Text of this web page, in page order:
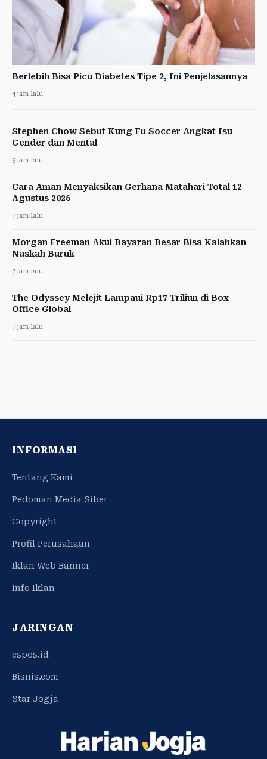
Berlebih Bisa Picu Diabetes Tipe 2, Ini Penjelasannya
4 jam lalu
Stephen Chow Sebut Kung Fu Soccer Angkat Isu
Gender dan Mental
5 jam lalu
Cara Aman Menyaksikan Gerhana Matahari Total 12
Agustus 2026
7 jam lalu
Morgan Freeman Akui Bayaran Besar Bisa Kalahkan
Naskah Buruk
7 jam lalu
The Odyssey Melejit Lampaui Rp17 Triliun di Box
Office Global
7 jam lalu
INFORMASI
Tentang Kami
Pedoman Media Siber
Copyright
Profil Perusahaan
Iklan Web Banner
Info Iklan
JARINGAN
espos.id
Bisnis.com
Star Jogja